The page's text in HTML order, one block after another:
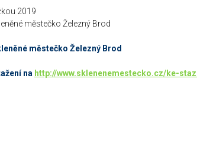
2019
městečko Železný Brod
městečko Železný Brod
na http://www.sklenenemestecko.cz/ke-